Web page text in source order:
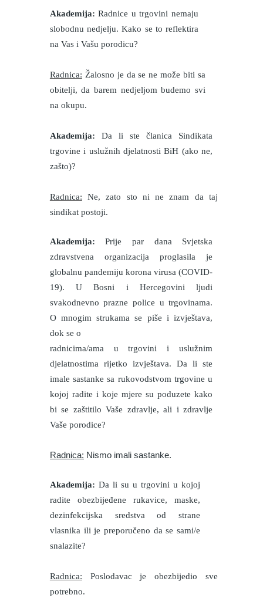
Akademija:Radnice u trgovini nemaju
slobodnu nedjelju. Kako se to reflektira
na Vas i Vašu porodicu?
Radnica: Žalosno je da se ne može biti sa
obitelji, da barem nedjeljom budemo svi
na okupu.
Akademija: Da li ste članica Sindikata
trgovine i uslužnih djelatnosti BiH (ako ne,
zašto)?
Radnica: Ne, zato sto ni ne znam da taj
sindikat postoji.
Akademija:Prije par dana Svjetska
zdravstvena organizacija proglasila je
globalnu pandemiju korona virusa (COVID-
19). U Bosni i Hercegovini ljudi
svakodnevno prazne police u trgovinama.
O mnogim strukama se piše i izvještava,
dok se o
radnicima/ama u trgovini i uslužnim
djelatnostima rijetko izvještava. Da li ste
imale sastanke sa rukovodstvom trgovine u
kojoj radite i koje mjere su poduzete kako
bi se zaštitilo Vaše zdravlje, ali i zdravlje
Vaše porodice?
Radnica: Nismo imali sastanke.
Akademija: Da li su u trgovini u kojoj
radite obezbijeđene rukavice, maske,
dezinfekcijska sredstva od strane
vlasnika ili je preporučeno da se sami/e
snalazite?
Radnica: Poslodavac je obezbijedio sve
potrebno.